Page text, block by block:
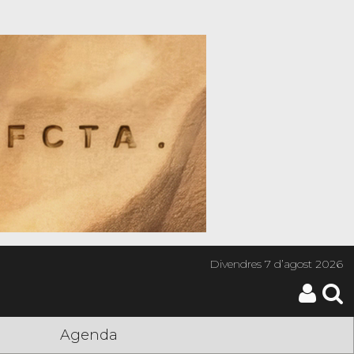
Divendres7 d’agost 2026
Agenda